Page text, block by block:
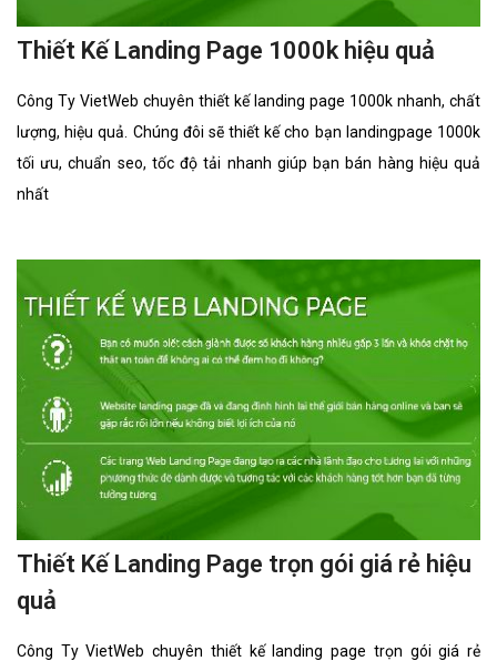
Thiết Kế Landing Page 1000k hiệu quả
Công Ty VietWeb chuyên thiết kế landing page 1000k nhanh, chất
lượng, hiệu quả. Chúng đôi sẽ thiết kế cho bạn landingpage 1000k
tối ưu, chuẩn seo, tốc độ tải nhanh giúp bạn bán hàng hiệu quả
nhất
Thiết Kế Landing Page trọn gói giá rẻ hiệu
quả
Công Ty VietWeb chuyên thiết kế landing page trọn gói giá rẻ